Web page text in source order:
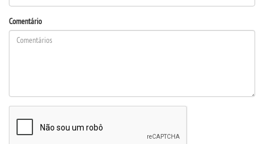
LOGIN
PORTAL DE ALUNOS
PORTAL DE PROFESSORES/ACADÊMICO
Comentário